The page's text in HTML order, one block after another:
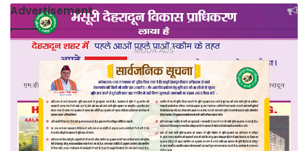
Advertisement
MDDA ADS